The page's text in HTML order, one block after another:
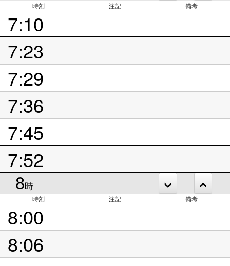
時刻 注記 備考
7:10
7:23
7:29
7:36
7:45
7:52
8時
時刻 注記 備考
8:00
8:06